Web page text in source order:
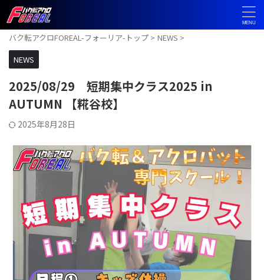
バク転アクロFOREAL-フォーリア-トップ > NEWS >
NEWS
2025/08/29 短期集中クラス2025 in
AUTUMN 【糀谷校】
2025年8月28日